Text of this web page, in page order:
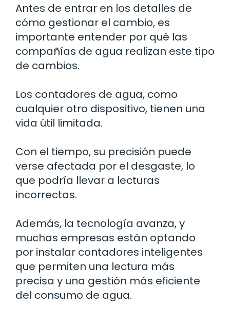
Antes de entrar en los detalles de
cómo gestionar el cambio, es
importante entender por qué las
compañías de agua realizan este tipo
de cambios.
Los contadores de agua, como
cualquier otro dispositivo, tienen una
vida útil limitada.
Con el tiempo, su precisión puede
verse afectada por el desgaste, lo
que podría llevar a lecturas
incorrectas.
Además, la tecnología avanza, y
muchas empresas están optando
por instalar contadores inteligentes
que permiten una lectura más
precisa y una gestión más eficiente
del consumo de agua.